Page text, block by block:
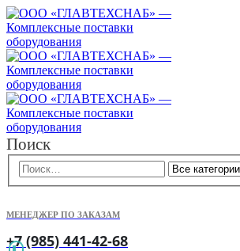
Поиск
МЕНЕДЖЕР ПО ЗАКАЗАМ
+7 (985) 441-42-68